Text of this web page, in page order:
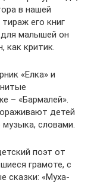
в нашей
его книг
для малышей он
как критик.
«Елка» и
– «Бармалей».
детей
словами.
поэт от
грамоте, с
сказки: «Муха-